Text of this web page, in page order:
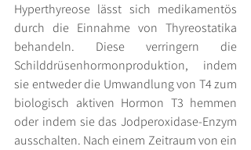
Hyperthyreose lässt sich medikamentös
durch die Einnahme von Thyreostatika
behandeln. Diese verringern die
Schilddrüsenhormonproduktion, indem
sie entweder die Umwandlung von T4 zum
biologisch aktiven Hormon T3 hemmen
oder indem sie das Jodperoxidase-Enzym
ausschalten. Nach einem Zeitraum von ein